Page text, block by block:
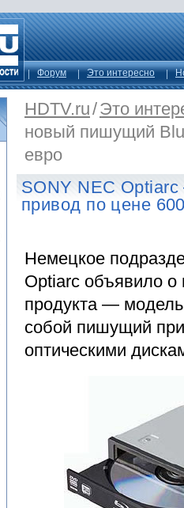
Форум Это интересно
HDTV.ru/Это
новый пишущий
евро
SONY NEC
привод по цене
Немецкое
Optiarc объявило о
продукта —
собой пишущий
оптическими